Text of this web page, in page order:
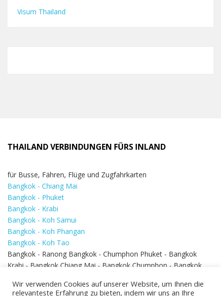
Visum Thailand
THAILAND VERBINDUNGEN FÜRS INLAND
für Busse, Fähren, Flüge und Zugfahrkarten
Bangkok - Chiang Mai
Bangkok - Phuket
Bangkok - Krabi
Bangkok - Koh Samui
Bangkok - Koh Phangan
Bangkok - Koh Tao
Bangkok - Ranong Bangkok - Chumphon Phuket - Bangkok
Krabi - Bangkok Chiang Mai - Bangkok Chumphon - Bangkok
Bangkok - Hua Hin
Wir verwenden Cookies auf unserer Website, um Ihnen die
relevanteste Erfahrung zu bieten, indem wir uns an Ihre